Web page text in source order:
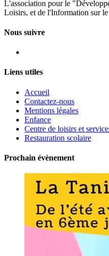
L'association pour le
Loisirs, et de l'Information sur
Nous suivre
Liens utiles
Accueil
Contactez-nous
Mentions légales
Enfance
Centre de loisirs et
Restauration scolaire
Prochain évènement